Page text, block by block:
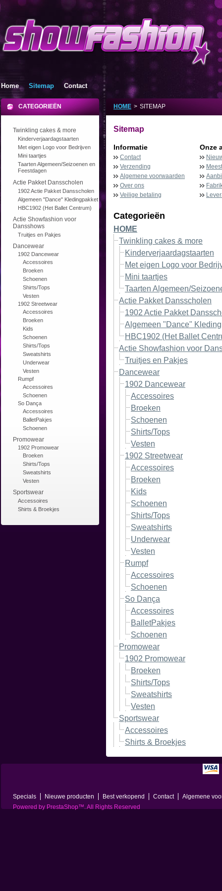
Home Sitemap Contact
CATEGORIEËN
Twinkling cakes & more
Kinderverjaardagstaarten
Met eigen Logo voor Bedrijven
Mini taartjes
Taarten Algemeen/Seizoenen en
Feestdagen
Actie Pakket Dansscholen
1902 Actie Pakket Dansscholen
Algemeen "Dance" Kledingpakket
HBC1902 (Het Ballet Centrum)
Actie Showfashion voor
Dansshows
Truitjes en Pakjes
Dancewear
1902 Dancewear
Accessoires
Broeken
Schoenen
Shirts/Tops
Vesten
1902 Streetwear
Accessoires
Broeken
Kids
Schoenen
Shirts/Tops
Sweatshirts
Underwear
Vesten
Rumpf
Accessoires
Schoenen
So Dança
Accessoires
BalletPakjes
Schoenen
Promowear
1902 Promowear
Broeken
Shirts/Tops
Sweatshirts
Vesten
Sportswear
Accessoires
Shirts & Broekjes
HOME > SITEMAP
Sitemap
Informatie
Contact
Verzending
Algemene voorwaarden
Over ons
Veilige betaling
Onze
Categorieën
HOME
Twinkling cakes & more
Kinderverjaardagstaarten
Met eigen Logo voor
Mini taartjes
Taarten Algemeen/
Actie Pakket Dansscholen
1902 Actie Pakket
Algemeen "Dance"
HBC1902 (Het Ballet
Actie Showfashion voor
Truitjes en Pakjes
Dancewear
1902 Dancewear
Accessoires
Broeken
Schoenen
Shirts/Tops
Vesten
1902 Streetwear
Accessoires
Broeken
Kids
Schoenen
Shirts/Tops
Sweatshirts
Underwear
Vesten
Rumpf
Accessoires
Schoenen
So Dança
Accessoires
BalletPakjes
Schoenen
Promowear
1902 Promowear
Broeken
Shirts/Tops
Sweatshirts
Vesten
Sportswear
Accessoires
Shirts & Broekjes
Specials Nieuwe producten Best verkopend Contact
Algemene
Powered by PrestaShop™. All Rights Reserved